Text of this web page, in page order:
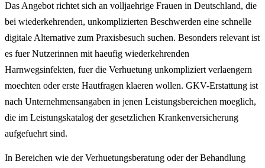
Das Angebot richtet sich an volljaehrige Frauen in Deutschland, die
bei wiederkehrenden, unkomplizierten Beschwerden eine schnelle
digitale Alternative zum Praxisbesuch suchen. Besonders relevant ist
es fuer Nutzerinnen mit haeufig wiederkehrenden
Harnwegsinfekten, fuer die Verhuetung unkompliziert verlaengern
moechten oder erste Hautfragen klaeren wollen. GKV-Erstattung ist
nach Unternehmensangaben in jenen Leistungsbereichen moeglich,
die im Leistungskatalog der gesetzlichen Krankenversicherung
aufgefuehrt sind.
In Bereichen wie der Verhuetungsberatung oder der Behandlung